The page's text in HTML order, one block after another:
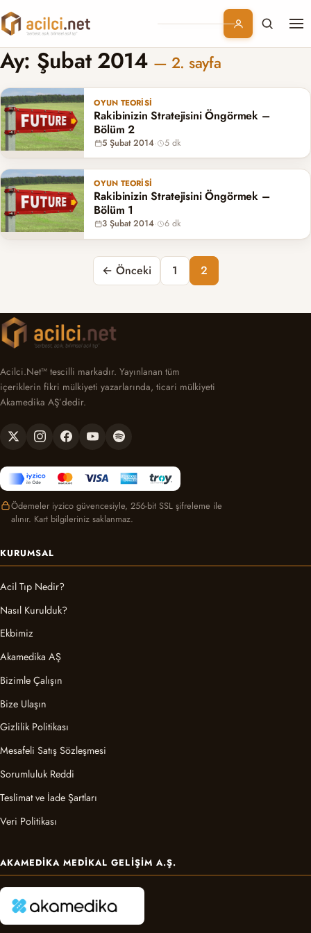
Branşlar
Konular
Kurumsal
Abonelik
Ay: Şubat 2014 — 2. sayfa
OYUN TEORISI
Rakibinizin Stratejisini Öngörmek –
Bölüm 2
5 Şubat 2014· 5 dk
OYUN TEORISI
Rakibinizin Stratejisini Öngörmek –
Bölüm 1
3 Şubat 2014· 6 dk
Yazı sayfalaması← Önceki 1 2
Acilci.Net™ tescilli markadır. Yayınlanan tüm
içeriklerin fikri mülkiyeti yazarlarında, ticari mülkiyeti
Akamedika AŞ’dedir.
Ödemeler iyzico güvencesiyle, 256-bit SSL şifreleme ile
alınır. Kart bilgileriniz saklanmaz.
KURUMSAL
Acil Tıp Nedir?
Nasıl Kurulduk?
Ekbimiz
Akamedika AŞ
Bizimle Çalışın
Bize Ulaşın
Gizlilik Politikası
Mesafeli Satış Sözleşmesi
Sorumluluk Reddi
Teslimat ve İade Şartları
Veri Politikası
AKAMEDIKA MEDIKAL GELIŞIM A.Ş.